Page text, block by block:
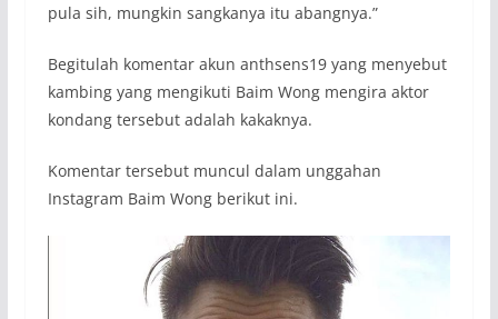
pula sih, mungkin sangkanya itu abangnya.”
Begitulah komentar akun anthsens19 yang menyebut
kambing yang mengikuti Baim Wong mengira aktor
kondang tersebut adalah kakaknya.
Komentar tersebut muncul dalam unggahan
Instagram Baim Wong berikut ini.